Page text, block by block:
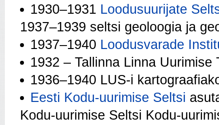
1930–1931 Loodusuurijate
1937–1939 seltsi geoloogia ja
1937–1940 Loodusvarade
1932 – Tallinna Linna Uurimise
1936–1940 LUS-i
Eesti Kodu-uurimise Seltsi
Kodu-uurimise Seltsi Kodu-